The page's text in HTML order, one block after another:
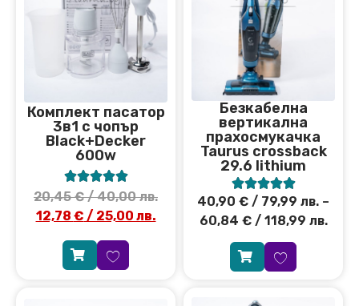
Комплект пасатор
3в1 с чопър
Black+Decker
600w

20,45€/ 40,00 лв.
12,78 € / 25,00 лв.
Безкабелна
вертикална
прахосмукачка
Taurus crossback
29.6 lithium

40,90 € / 79,99 лв. –
60,84 €/ 118,99 лв.